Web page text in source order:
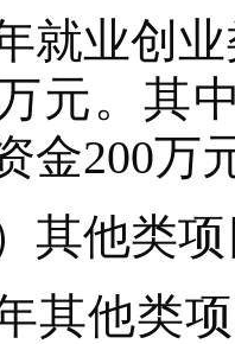
业创业
元。其
金200万
他类项
他类项